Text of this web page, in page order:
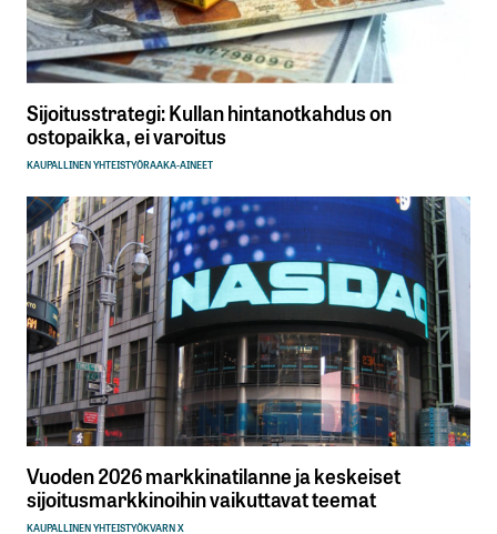
Sijoitusstrategi: Kullan hintanotkahdus on
ostopaikka, ei varoitus
KAUPALLINEN YHTEISTYÖRAAKA-AINEET
Vuoden 2026 markkinatilanne ja keskeiset
sijoitusmarkkinoihin vaikuttavat teemat
KAUPALLINEN YHTEISTYÖKVARN X